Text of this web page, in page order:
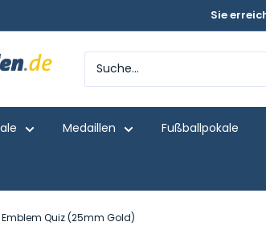
Sie
Medaillen Fußballpokale
Emblem Quiz (25mm Gold)